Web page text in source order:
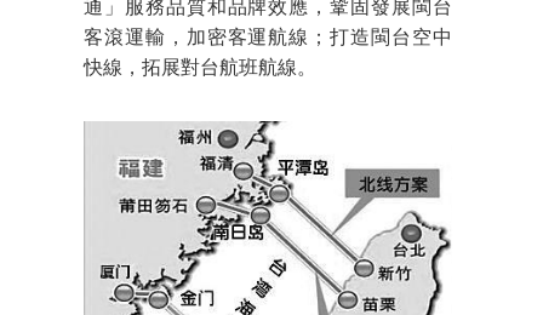
通」服務品質和品牌效應，鞏固發展閩台
客滾運輸，加密客運航線；打造閩台空中
快線，拓展對台航班航線。